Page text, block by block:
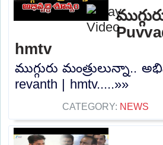
hmtv
ముగ్గురు మంత్రులున్నా..
revanth | hmtv.....»»
CATEGORY: NEWS